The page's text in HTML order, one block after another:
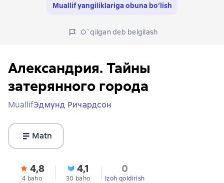
Muallif yangiliklariga obuna bo‘lish
O`qilgan deb belgilash
Александрия. Тайны
затерянного города
MuallifЭдмунд Ричардсон
Matn
4,8
4 baho
4,1
30 baho
0
Izoh qoldirish